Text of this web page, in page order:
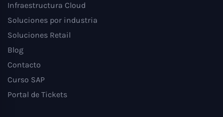
Infraestructura Cloud
Soluciones por industria
Soluciones Retail
Blog
Contacto
Curso SAP
Portal de Tickets